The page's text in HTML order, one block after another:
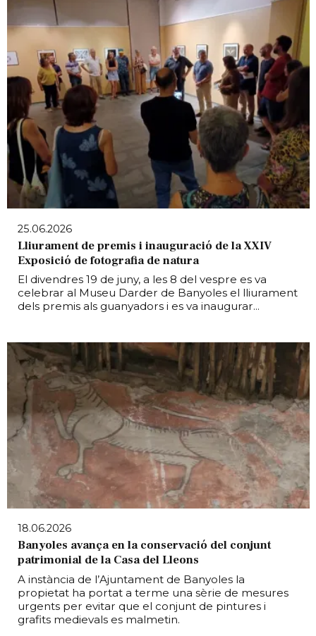
25.06.2026
Lliurament de premis i inauguració de la XXIV
Exposició de fotografia de natura
El divendres 19 de juny, a les 8 del vespre es va
celebrar al Museu Darder de Banyoles el lliurament
dels premis als guanyadors i es va inaugurar...
18.06.2026
Banyoles avança en la conservació del conjunt
patrimonial de la Casa del Lleons
A instància de l’Ajuntament de Banyoles la
propietat ha portat a terme una sèrie de mesures
urgents per evitar que el conjunt de pintures i
grafits medievals es malmetin.